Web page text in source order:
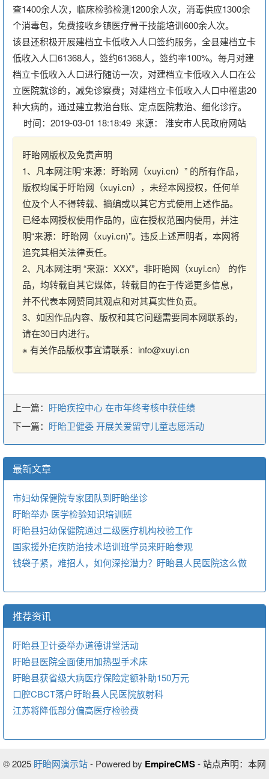
查1400余人次，临床检验检测1200余人次，消毒供应1300余
个消毒包，免费接收乡镇医疗骨干技能培训600余人次。
该县还积极开展建档立卡低收入人口签约服务，全县建档立卡
低收入人口61368人，签约61368人，签约率100%。每月对建
档立卡低收入人口进行随访一次，对建档立卡低收入人口在公
立医院就诊的，减免诊察费；对建档立卡低收入人口中罹患20
种大病的，通过建立救治台账、定点医院救治、细化诊疗。
时间：2019-03-01 18:18:49 来源： 淮安市人民政府网站
盱眙网版权及免责声明
1、凡本网注明“来源：盱眙网（xuyi.cn）” 的所有作品，
版权均属于盱眙网（xuyi.cn），未经本网授权，任何单
位及个人不得转载、摘编或以其它方式使用上述作品。
已经本网授权使用作品的，应在授权范围内使用，并注
明“来源：盱眙网（xuyi.cn)”。违反上述声明者，本网将
追究其相关法律责任。
2、凡本网注明 “来源：XXX”，非盱眙网（xuyi.cn） 的作
品，均转载自其它媒体，转载目的在于传递更多信息，
并不代表本网赞同其观点和对其真实性负责。
3、如因作品内容、版权和其它问题需要同本网联系的，
请在30日内进行。
※ 有关作品版权事宜请联系：info@xuyi.cn
上一篇： 盱眙疾控中心 在市年终考核中获佳绩
下一篇： 盱眙卫健委 开展关爱留守儿童志愿活动
最新文章
市妇幼保健院专家团队到盱眙坐诊
盱眙举办 医学检验知识培训班
盱眙县妇幼保健院通过二级医疗机构校验工作
国家援外疟疾防治技术培训班学员来盱眙参观
钱袋子紧，难招人，如何深挖潜力？盱眙县人民医院这么做
推荐资讯
盱眙县卫计委举办道德讲堂活动
盱眙县医院全面使用加热型手术床
盱眙县获省级大病医疗保险定额补助150万元
口腔CBCT落户盱眙县人民医院放射科
江苏将降低部分偏高医疗检验费
© 2025 盱眙网演示站- Powered by EmpireCMS- 站点声明：本网